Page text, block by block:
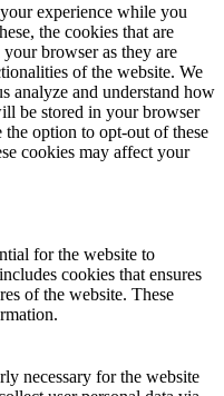
experience while you
the cookies that are
your browser as they are
of the website. We
analyze and understand how
be stored in your browser
option to opt-out of these
cookies may affect your
for the website to
cookies that ensures
of the website. These
necessary for the website